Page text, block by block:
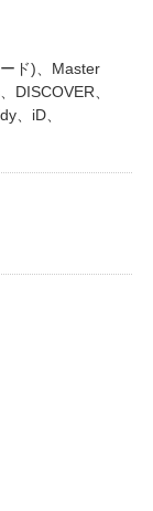
ド)、Master
DISCOVER、
、iD、